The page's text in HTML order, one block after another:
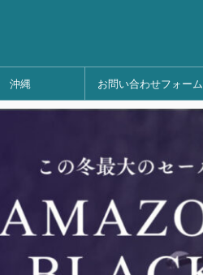
沖縄 お問い合わせフォーム